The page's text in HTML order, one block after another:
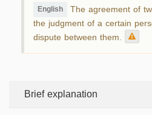
English The agreement of
the judgment of a certain
dispute between them.
Brief explanation